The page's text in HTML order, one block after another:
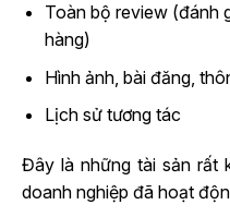
Toàn bộ review (đánh
hàng)
Hình ảnh, bài đăng,
Lịch sử tương tác
Đây là những tài sản rất
doanh nghiệp đã hoạt